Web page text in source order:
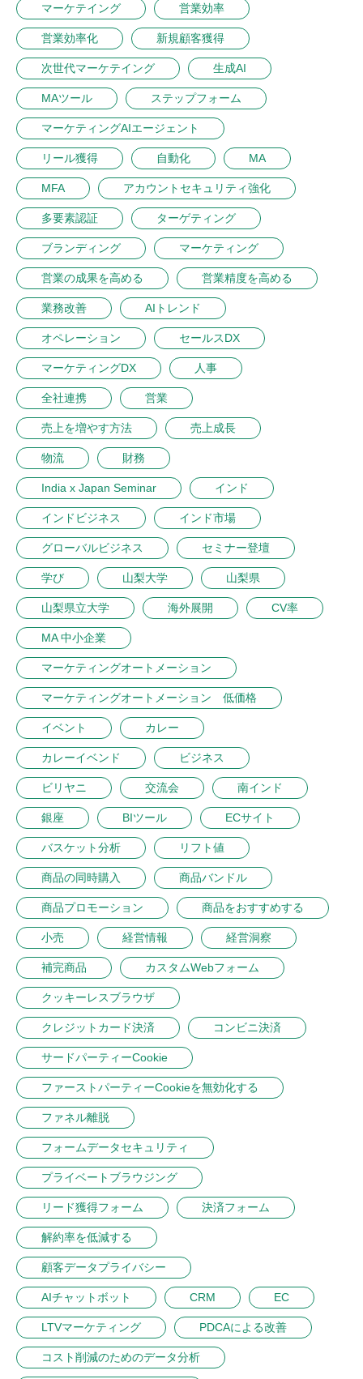
マーケテイング 営業効率
営業効率化 新規顧客獲得
次世代マーケテイング 生成AI
MAツール ステップフォーム
マーケティングAIエージェント
リール獲得 自動化 MA
MFA アカウントセキュリティ強化
多要素認証 ターゲティング
ブランディング マーケティング
営業の成果を高める 営業精度を高める
業務改善 AIトレンド
オペレーション セールスDX
マーケティングDX 人事
全社連携 営業
売上を増やす方法 売上成長
物流 財務
India x Japan Seminar インド
インドビジネス インド市場
グローバルビジネス セミナー登壇
学び 山梨大学 山梨県
山梨県立大学 海外展開 CV率
MA 中小企業
マーケティングオートメーション
マーケティングオートメーション 低価格
イベント カレー
カレーイベンド ビジネス
ビリヤニ 交流会 南インド
銀座 BIツール ECサイト
バスケット分析 リフト値
商品の同時購入 商品バンドル
商品プロモーション 商品をおすすめする
小売 経営情報 経営洞察
補完商品 カスタムWebフォーム
クッキーレスブラウザ
クレジットカード決済 コンビニ決済
サードパーティーCookie
ファーストパーティーCookieを無効化する
ファネル離脱
フォームデータセキュリティ
プライベートブラウジング
リード獲得フォーム 決済フォーム
解約率を低減する
顧客データプライバシー
AIチャットボット CRM EC
LTVマーケティング PDCAによる改善
コスト削減のためのデータ分析